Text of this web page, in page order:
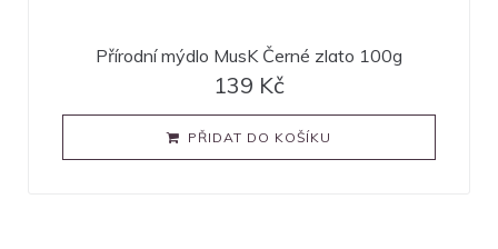
Přírodní mýdlo MusK Černé zlato 100g
139 Kč
PŘIDAT DO KOŠÍKU